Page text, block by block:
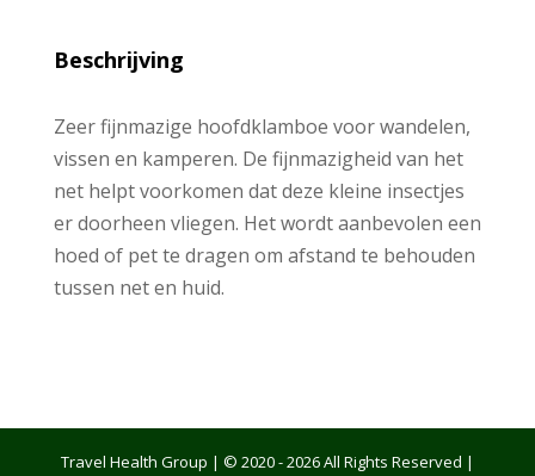
Beschrijving
Zeer fijnmazige hoofdklamboe voor wandelen,
vissen en kamperen. De fijnmazigheid van het
net helpt voorkomen dat deze kleine insectjes
er doorheen vliegen. Het wordt aanbevolen een
hoed of pet te dragen om afstand te behouden
tussen net en huid.
Travel Health Group | © 2020 - 2026 All Rights Reserved |